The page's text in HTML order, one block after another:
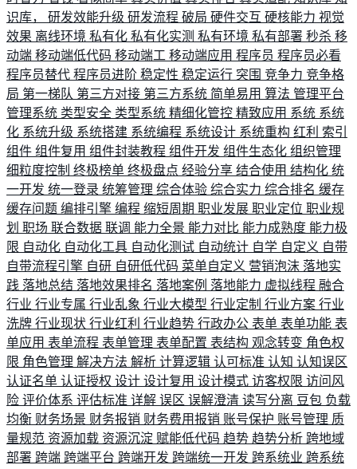
识库， 研发效能升级 研发流程 破局 硬件交互 硬核能力 视觉
效果 离线环境 私有化 私有化实测 私有环境 私有部署 秒杀 移
动端 移动端低代码 移动端工 移动端应用 程序员 程序员必看
程序员替代 程序员进阶 稳定性 稳定运行 突围 竞争力 竞争格
局 第一梯队 第三方对接 第三方系统 简单易用 算法 管理平台
管理系统 类型安全 类型系统 精细化管控 精致应用 系统 系统
化 系统升级 系统搭建 系统编程 系统设计 系统重构 红利 索引
组件 组件复用 组件封装教程 组件开发 组件生态化 组织管理
细粒度控制 终极榜单 终极盘点 经验分享 结合使用 结构化 统
一开发 统一登录 统筹管理 综合体验 综合实力 综合排名 缓存
缓存问题 编排引擎 编程 缩短周期 职业发展 职业定位 职业规
划 职场 联合数据 联调 能力全景 能力对比 能力成熟度 能力极
限 自动化 自动化工具 自动化测试 自动统计 自学 自定义 自带
自带流程引擎 自研 自研低代码 菜单自定义 营销泡沫 落地实
践 落地总结 落地效果排名 落地案例 落地能力 虚拟线程 融合
行业 行业专属 行业乱象 行业大模型 行业定制 行业方案 行业
洗牌 行业现状 行业红利 行业趋势 行政办公 表单 表单功能 表
单应用 表单流程 表单管理 表单配置 表结构 观念转变 角色权
限 角色管理 解决方法 解析 计算逻辑 认可标准 认知 认知误区
认证名单 认证授权 设计 设计复用 设计模式 访客权限 访问风
险 评价体系 评估标准 详解 误区 误解澄清 读写分离 豆包 负载
均衡 财务场景 财务报销 财务费用报销 账号保护 账号管理 质
量规范 资源加载 资源沉淀 赋能低代码 趋势 趋势分析 跨地域
部署 跨端 跨端平台 跨端开发 跨端统一开发 跨系统业 跨系统